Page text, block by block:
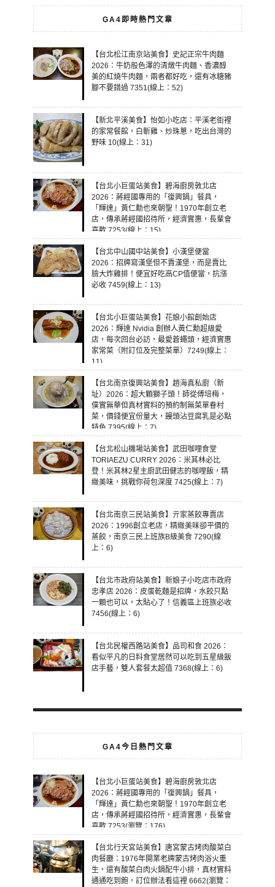
GA4即時熱門文章
【台北松江南京站美食】史記正宗牛肉麵
2026：牛奶般色澤的清燉牛肉麵、香濃醇
美的紅燒牛肉麵，兩者都好吃，還有冰糖豬
腳不要錯過 7351(線上：52)
【新北平溪美食】怡如小吃店：平溪老街裡
的家常餐館，白斬雞、炒珠蔥，吃出台灣的
野味 10(線上：31)
【台北小巨蛋站美食】碧海廚房敦北店
2026：蔣經國專用的「復興鍋」餐具，
「輝達」黃仁勳也來朝聖！1970年創立老
店，傳承蔣經國招待所，經濟實惠，長輩會
喜歡 7253(線上：15)
【台北中山國中站美食】小漢堡便當
2026：招牌寫漢堡但不賣漢堡，而是賣比
臉大炸雞排！便宜好吃高CP值便當，抗漲
必收 7459(線上：13)
【台北小巨蛋站美食】花娘小館創始店
2026：輝達 Nvidia 創辦人黃仁勳超級愛
店，每次回台必訪，最愛蒼蠅頭，經濟實惠
家常菜（附訂位及完整菜單）7249(線上：
11)
【台北南京復興站美食】趙海真私廚（新
址）2026：超大顆獅子頭！師從傅培梅，
僕實無華但真材實料的預約制無菜單眷村
菜，價錢便宜份量大，饅頭沾豆腐乳是必點
特色 7395(線上：7)
【台北松山機場站美食】武田咖哩食堂
TORIAEZU CURRY 2026：米其林必比
登！米其林2星主廚武田健志的咖哩飯，精
緻美味，挑戰你荷包深度 7425(線上：7)
【台北南京三民站美食】亓家蒸餃專賣店
2026：1996創立老店，精緻美味卻平價的
蒸餃，南京三民上班族B級美食 7290(線
上：6)
【台北市政府站美食】新娘子小吃店市政府
忠孝店 2026：皮蛋乾麵是招牌，水餃只點
一顆也可以，太貼心了！信義區上班族必收
7456(線上：6)
【台北民權西路站美食】品司和食 2026：
看似平凡的日料食堂居然可以吃到五星級飯
店手藝，雙人套餐太超值 7368(線上：6)
GA4今日熱門文章
【台北小巨蛋站美食】碧海廚房敦北店
2026：蔣經國專用的「復興鍋」餐具，
「輝達」黃仁勳也來朝聖！1970年創立老
店，傳承蔣經國招待所，經濟實惠，長輩會
喜歡 7253(瀏覽：176)
【台北行天宮站美食】唐宮蒙古烤肉酸菜白
肉餐廳：1976年開業老牌蒙古烤肉浴火重
生，還有酸菜白肉火鍋配牛小排，真材實料
通通吃到飽，訂位辦法看這裡 6662(瀏覽：